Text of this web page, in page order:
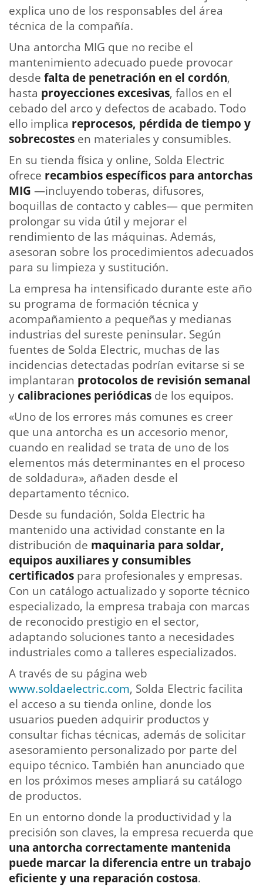
explica uno de los responsables del área
técnica de la compañía.
Una antorcha MIG que no recibe el
mantenimiento adecuado puede provocar
desde falta de penetración en el cordón,
hasta proyecciones excesivas, fallos en el
cebado del arco y defectos de acabado. Todo
ello implica reprocesos, pérdida de tiempo y
sobrecostes en materiales y consumibles.
En su tienda física y online, Solda Electric
ofrece recambios específicos para antorchas
MIG —incluyendo toberas, difusores,
boquillas de contacto y cables— que permiten
prolongar su vida útil y mejorar el
rendimiento de las máquinas. Además,
asesoran sobre los procedimientos adecuados
para su limpieza y sustitución.
La empresa ha intensificado durante este año
su programa de formación técnica y
acompañamiento a pequeñas y medianas
industrias del sureste peninsular. Según
fuentes de Solda Electric, muchas de las
incidencias detectadas podrían evitarse si se
implantaran protocolos de revisión semanal
ycalibraciones periódicas de los equipos.
«Uno de los errores más comunes es creer
que una antorcha es un accesorio menor,
cuando en realidad se trata de uno de los
elementos más determinantes en el proceso
de soldadura», añaden desde el
departamento técnico.
Desde su fundación, Solda Electric ha
mantenido una actividad constante en la
distribución de maquinaria para soldar,
equipos auxiliares y consumibles
certificados para profesionales y empresas.
Con un catálogo actualizado y soporte técnico
especializado, la empresa trabaja con marcas
de reconocido prestigio en el sector,
adaptando soluciones tanto a necesidades
industriales como a talleres especializados.
A través de su página web
www.soldaelectric.com, Solda Electric facilita
el acceso a su tienda online, donde los
usuarios pueden adquirir productos y
consultar fichas técnicas, además de solicitar
asesoramiento personalizado por parte del
equipo técnico. También han anunciado que
en los próximos meses ampliará su catálogo
de productos.
En un entorno donde la productividad y la
precisión son claves, la empresa recuerda que
una antorcha correctamente mantenida
puede marcar la diferencia entre un trabajo
eficiente y una reparación costosa.